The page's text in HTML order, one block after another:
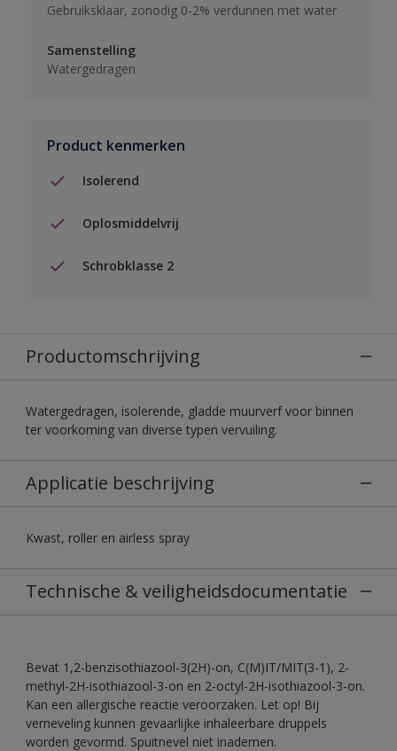
Gebruiksklaar, zonodig 0-2% verdunnen met water
Samenstelling
Watergedragen
Product kenmerken
Isolerend
Oplosmiddelvrij
Schrobklasse 2
Productomschrijving
Watergedragen, isolerende, gladde muurverf voor binnen
ter voorkoming van diverse typen vervuiling.
Applicatie beschrijving
Kwast, roller en airless spray
Technische & veiligheidsdocumentatie
Bevat 1,2-benzisothiazool-3(2H)-on, C(M)IT/MIT(3-1), 2-
methyl-2H-isothiazool-3-on en 2-octyl-2H-isothiazool-3-on.
Kan een allergische reactie veroorzaken. Let op! Bij
verneveling kunnen gevaarlijke inhaleerbare druppels
worden gevormd. Spuitnevel niet inademen.